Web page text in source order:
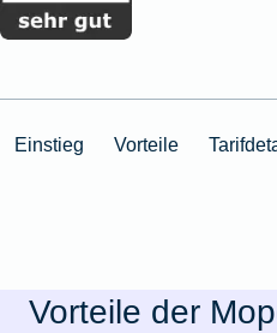
Einstieg Vorteile
Vorteile der